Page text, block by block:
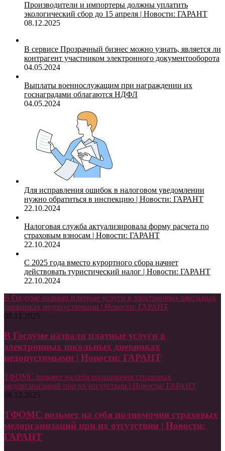
Производители и импортеры должны уплатить
экологический сбор до 15 апреля | Новости: ГАРАНТ
08.12.2025
В сервисе Прозрачный бизнес можно узнать, является ли
контрагент участником электронного документооборота
04.05.2024
Выплаты военнослужащим при награждении их
госнаградами облагаются НДФЛ
04.05.2024
Для исправления ошибок в налоговом уведомлении
нужно обратиться в инспекцию | Новости: ГАРАНТ
22.10.2024
Налоговая служба актуализировала форму расчета по
страховым взносам | Новости: ГАРАНТ
22.10.2024
С 2025 года вместо курортного сбора начнет
действовать туристический налог | Новости: ГАРАНТ
22.10.2024
В Госдуме назвали платные услуги в электронных школьных
дневниках недопустимыми | Новости: ГАРАНТ
08.12.2025
В Госдуме назвали платные услуги в
электронных школьных дневниках
недопустимыми | Новости: ГАРАНТ
ТФОМС возьмет на себя полномочия страховых
медорганизаций при их отсутствии | Новости: ГАРАНТ
08.12.2025
ТФОМС возьмет на себя полномочия страховых
медорганизаций при их отсутствии | Новости:
ГАРАНТ